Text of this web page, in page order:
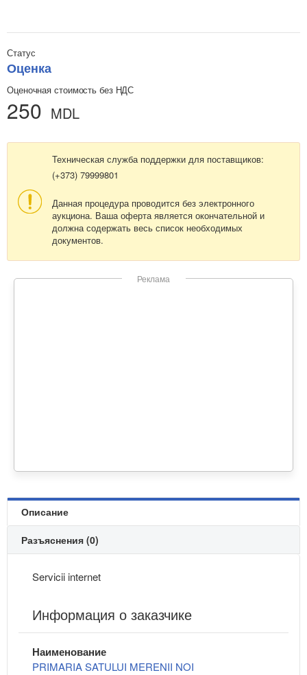
Статус
Оценка
Оценочная стоимость без НДС
250 MDL
Техническая служба поддержки для поставщиков:
(+373) 79999801
Данная процедура проводится без электронного
аукциона. Ваша оферта является окончательной и
должна содержать весь список необходимых
документов.
Реклама
Описание
Разъяснения (0)
Servicii internet
Информация о заказчике
Наименование
PRIMARIA SATULUI MERENII NOI